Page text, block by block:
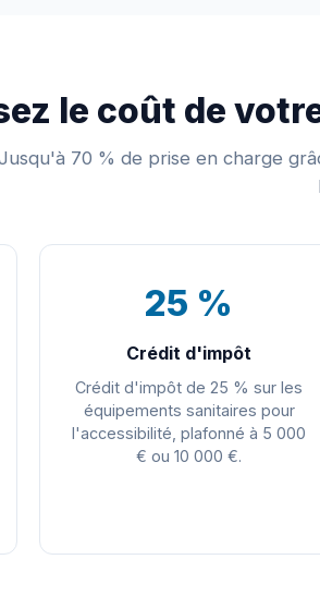
le coût de
70 % de prise en charge
25 %
Crédit d'impôt
Crédit d'impôt de 25 % sur les
équipements sanitaires pour
l'accessibilité, plafonné à 5 000
€ ou 10 000 €.